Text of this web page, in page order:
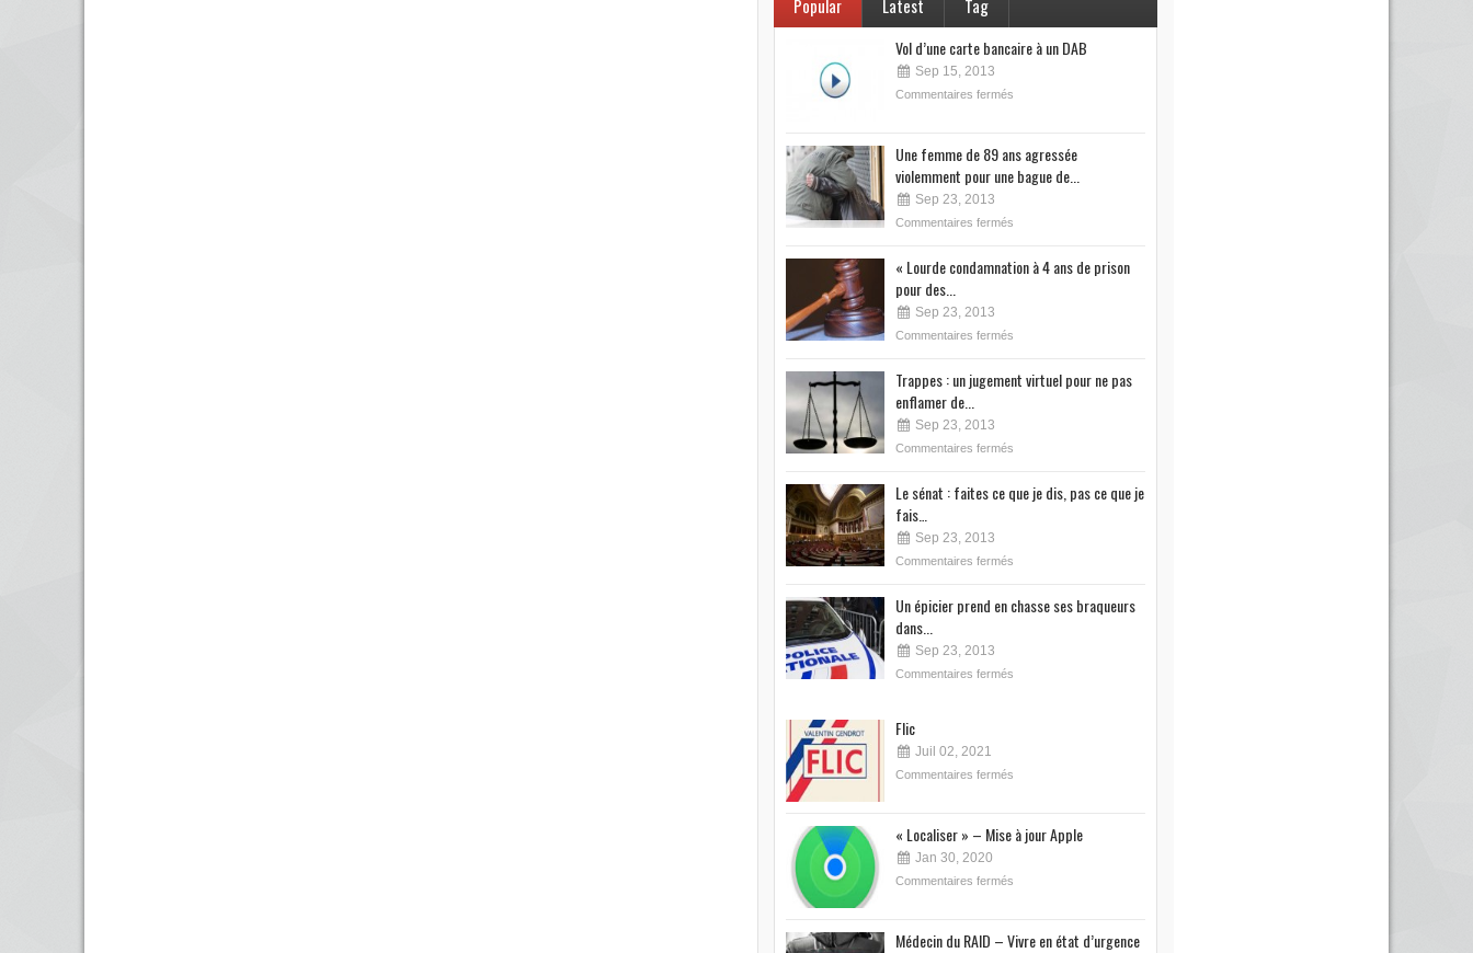
Popular Latest Tag
Vol d’une carte bancaire à un DAB
Sep 15, 2013
Commentaires fermés
Une femme de 89 ans agressée
violemment pour une bague de...
Sep 23, 2013
Commentaires fermés
« Lourde condamnation à 4 ans de prison
pour des...
Sep 23, 2013
Commentaires fermés
Trappes : un jugement virtuel pour ne pas
enflamer de...
Sep 23, 2013
Commentaires fermés
Le sénat : faites ce que je dis, pas ce que je
fais…
Sep 23, 2013
Commentaires fermés
Un épicier prend en chasse ses braqueurs
dans...
Sep 23, 2013
Commentaires fermés
Flic
Juil 02, 2021
Commentaires fermés
« Localiser » – Mise à jour Apple
Jan 30, 2020
Commentaires fermés
Médecin du RAID – Vivre en état d’urgence